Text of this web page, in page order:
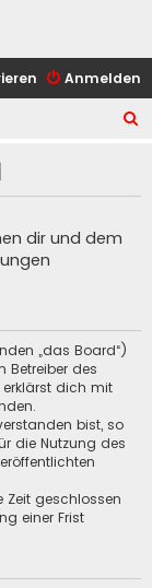
Anmelden
h
dir und dem
„das Board“)
Betreiber des
erklärst dich mit
bist, so
die Nutzung des
Zeit geschlossen
einer Frist